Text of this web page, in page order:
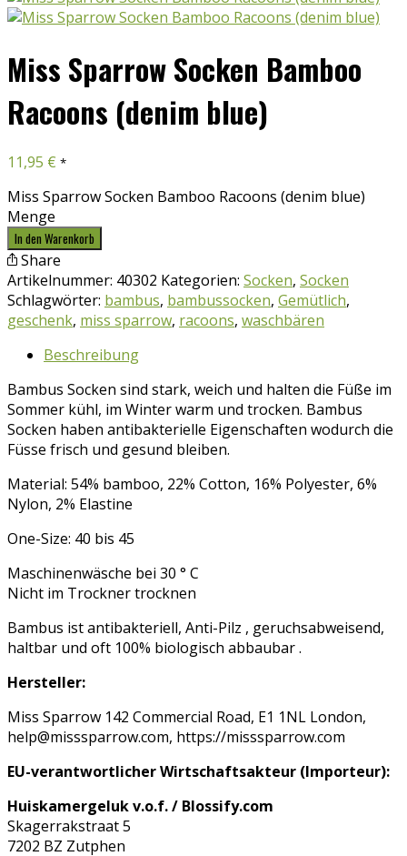
Miss Sparrow Socken Bamboo
Racoons (denim blue)
11,95 € *
Miss Sparrow Socken Bamboo Racoons (denim blue)
Menge
In den Warenkorb
Share
Artikelnummer: 40302 Kategorien: Socken, Socken
Schlagwörter: bambus, bambussocken, Gemütlich,
geschenk, miss sparrow, racoons, waschbären
Beschreibung
Bambus Socken sind stark, weich und halten die Füße im
Sommer kühl, im Winter warm und trocken. Bambus
Socken haben antibakterielle Eigenschaften wodurch die
Füsse frisch und gesund bleiben.
Material: 54% bamboo, 22% Cotton, 16% Polyester, 6%
Nylon, 2% Elastine
One-Size: 40 bis 45
Maschinenwäsche bei 30 ° C
Nicht im Trockner trocknen
Bambus ist antibakteriell, Anti-Pilz , geruchsabweisend,
haltbar und oft 100% biologisch abbaubar .
Hersteller:
Miss Sparrow 142 Commercial Road, E1 1NL London,
help@misssparrow.com, https://misssparrow.com
EU-verantwortlicher Wirtschaftsakteur (Importeur):
Huiskamergeluk v.o.f. / Blossify.com
Skagerrakstraat 5
7202 BZ Zutphen